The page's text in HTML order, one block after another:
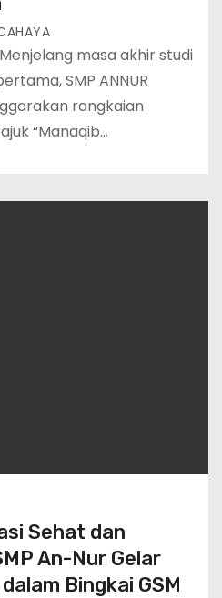
masa akhir studi
SMP ANNUR
rangkaian
“Manaqib…
Sehat dan
An-Nur Gelar
Bingkai GSM